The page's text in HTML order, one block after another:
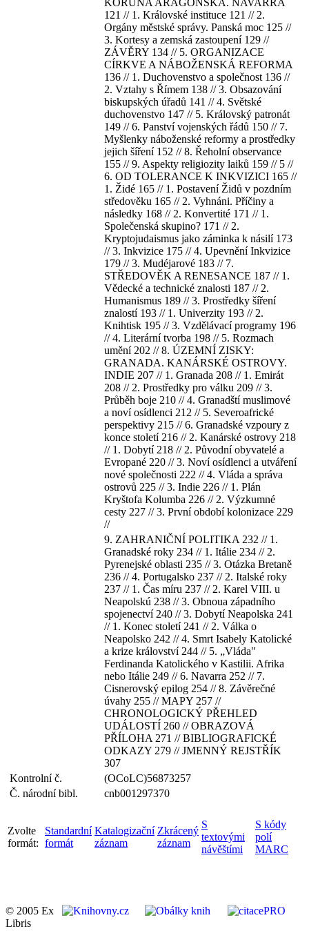
KORUNA ARAGONSKÁ. NAVARRA
121 // 1. Královské instituce 121 // 2.
Orgány městské správy. Panská moc 125 //
3. Kortesy a zemská zastoupení 129 //
ZÁVĚRY 134 // 5. ORGANIZACE
CÍRKVE A NÁBOŽENSKÁ REFORMA
136 // 1. Duchovenstvo a společnost 136 //
2. Vztahy s Římem 138 // 3. Obsazování
biskupských úřadů 141 // 4. Světské
duchovenstvo 147 // 5. Královský patronát
149 // 6. Panství vojenských řádů 150 // 7.
Myšlenky náboženské reformy a prostředky
jejich šíření 152 // 8. Řeholní observance
155 // 9. Aspekty religiozity laiků 159 // 5 //
6. OD TOLERANCE K INKVIZICI 165 //
1. Židé 165 // 1. Postavení Židů v pozdním
středověku 165 // 2. Vyhnáni. Příčiny a
následky 168 // 2. Konvertité 171 // 1.
Společenská skupino? 171 // 2.
Kryptojudaismus jako záminka k násilí 173
// 3. Inkvizice 175 // 4. Upevnění Inkvizice
179 // 3. Mudéjarové 183 // 7.
STŘEDOVĚK A RENESANCE 187 // 1.
Vědecké a technické znalosti 187 // 2.
Humanismus 189 // 3. Prostředky šíření
znalostí 193 // 1. Univerzity 193 // 2.
Knihtisk 195 // 3. Vzdělávací programy 196
// 4. Literární tvorba 198 // 5. Rozmach
umění 202 // 8. ÚZEMNÍ ZISKY:
GRANADA. KANÁRSKÉ OSTROVY.
INDIE 207 // 1. Granada 208 // 1. Emirát
208 // 2. Prostředky pro válku 209 // 3.
Průběh boje 210 // 4. Granadští muslimové
a noví osídlenci 212 // 5. Severoafrické
perspektivy 215 // 6. Granadské vzpoury z
konce století 216 // 2. Kanárské ostrovy 218
// 1. Dobytí 218 // 2. Původní obyvatelé a
Evropané 220 // 3. Noví osídlenci a utváření
nové společnosti 222 // 4. Vláda a správa
ostrovů 225 // 3. Indie 226 // 1. Plán
Kryštofa Kolumba 226 // 2. Výzkumné
cesty 227 // 3. První období kolonizace 229
//
9. ZAHRANIČNÍ POLITIKA 232 // 1.
Granadské roky 234 // 1. Itálie 234 // 2.
Pyrenejské oblasti 235 // 3. Otázka Bretaně
236 // 4. Portugalsko 237 // 2. Italské roky
237 // 1. Čas míru 237 // 2. Karel VIII. u
Neapolskú 238 // 3. Obnoua západního
spojenectví 240 // 3. Dobytí Neapolska 241
// 1. Konec století 241 // 2. Válka o
Neapolsko 242 // 4. Smrt Isabely Katolické
a krize království 244 // 5. „Vláda"
Ferdinanda Katolického v Kastilii. Afrika
nebo Itálie 249 // 6. Navarra 252 // 7.
Cisnerovský epilog 254 // 8. Závěrečné
úvahy 255 // MAPY 257 //
CHRONOLOGICKÝ PŘEHLED
UDÁLOSTÍ 260 // OBRAZOVÁ
PŘÍLOHA 271 // BIBLIOGRAFICKÉ
ODKAZY 279 // JMENNÝ REJSTŘÍK
307
Kontrolní č.
(OCoLC)56873257
Č. národní bibl.
cnb001297370
Zvolte
formát:
Standardní
formát
Katalogizační
záznam
Zkrácený
záznam
S
textovými
návěštími
S kódy
polí
MARC
© 2005 Ex
Libris